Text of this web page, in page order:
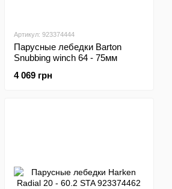
Артикул: 923374444
Парусные лебедки Barton
Snubbing winch 64 - 75мм
4 069 грн